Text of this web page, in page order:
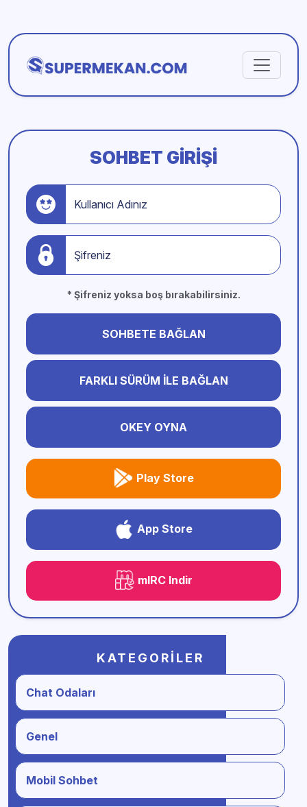
SOHBET GIRIŞI
Kullanıcı Adınız
Şifreniz
* Şifreniz yoksa boş bırakabilirsiniz.
SOHBETE BAĞLAN
FARKLI SÜRÜM İLE BAĞLAN
OKEY OYNA
Play Store
App Store
mIRC Indir
KATEGORILER
Chat Odaları
Genel
Mobil Sohbet